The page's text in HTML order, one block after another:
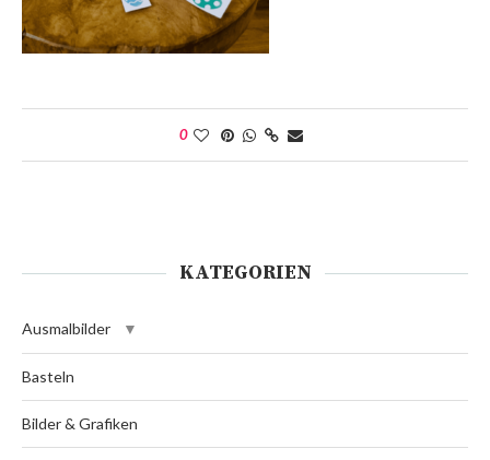
0
KATEGORIEN
Ausmalbilder
Basteln
Bilder & Grafiken